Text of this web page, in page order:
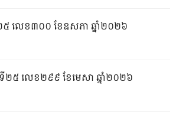
២៥ លេខ៣០០ ខែឧសភា ឆ្នាំ២០២៦
ទី២៥ លេខ២៩៩ ខែមេសា ឆ្នាំ២០២៦